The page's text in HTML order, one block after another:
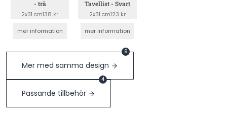
- trä
2x31 cm138 kr
mer information
Tavellist - Svart
2x31 cm123 kr
mer information
Mer med samma design
9
Passande tillbehör
4